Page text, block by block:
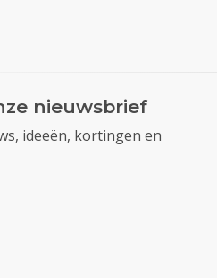
nieuwsbrief
ideeën, kortingen en